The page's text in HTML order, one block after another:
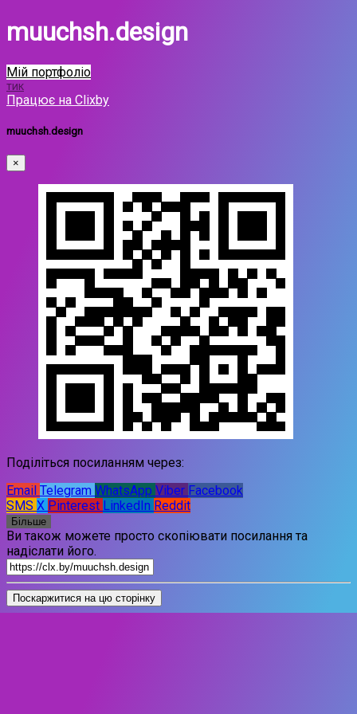
muuchsh.design
Мій портфоліо
тик
Працює на Clixby
muuchsh.design
×
Поділіться посиланням через:
Email Telegram WhatsApp Viber Facebook
SMS X Pinterest LinkedIn Reddit
Більше
Ви також можете просто скопіювати посилання та
надіслати його.
Поскаржитися на цю сторінку